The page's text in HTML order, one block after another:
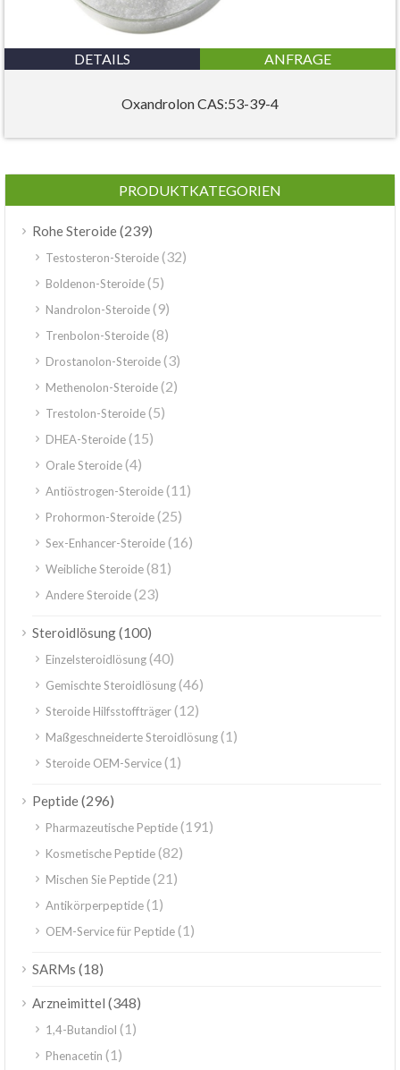
DETAILS ANFRAGE
Oxandrolon CAS:53-39-4
PRODUKTKATEGORIEN
Rohe Steroide(239)
Testosteron-Steroide(32)
Boldenon-Steroide(5)
Nandrolon-Steroide(9)
Trenbolon-Steroide(8)
Drostanolon-Steroide(3)
Methenolon-Steroide(2)
Trestolon-Steroide(5)
DHEA-Steroide(15)
Orale Steroide(4)
Antiöstrogen-Steroide(11)
Prohormon-Steroide(25)
Sex-Enhancer-Steroide(16)
Weibliche Steroide(81)
Andere Steroide(23)
Steroidlösung(100)
Einzelsteroidlösung(40)
Gemischte Steroidlösung(46)
Steroide Hilfsstoffträger(12)
Maßgeschneiderte Steroidlösung(1)
Steroide OEM-Service(1)
Peptide(296)
Pharmazeutische Peptide(191)
Kosmetische Peptide(82)
Mischen Sie Peptide(21)
Antikörperpeptide(1)
OEM-Service für Peptide(1)
SARMs (18)
Arzneimittel (348)
1,4-Butandiol (1)
Phenacetin (1)